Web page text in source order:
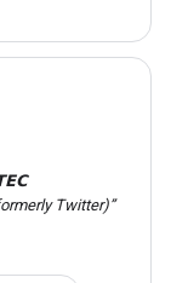
Twitter)”